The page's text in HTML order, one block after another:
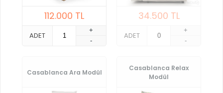
112.000 TL
ADET
+
-
34.500 TL
ADET
+
-
Casablanca Ara Modül
Casablanca Relax
Modül